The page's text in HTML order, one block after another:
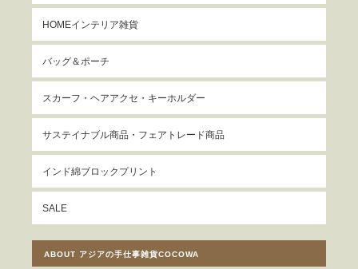
HOMEインテリア雑貨
バッグ＆ポーチ
スカーフ・ヘアアクセ・キーホルダー
サステイナブル商品・フェアトレード商品
インド綿ブロックプリント
SALE
ABOUT アジアの手仕事雑貨COCOWA